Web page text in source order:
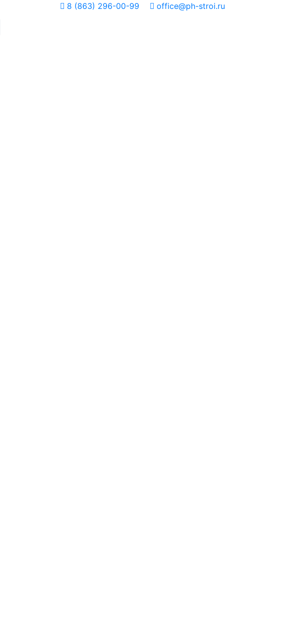
8 (863) 296-00-99 office@ph-stroi.ru